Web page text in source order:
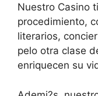
Nuestro Casino
procedimiento,
literarios,
pelo otra clase
enriquecen su